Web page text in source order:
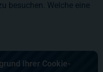
besuchen. Welche eine
Ihrer Cookie-